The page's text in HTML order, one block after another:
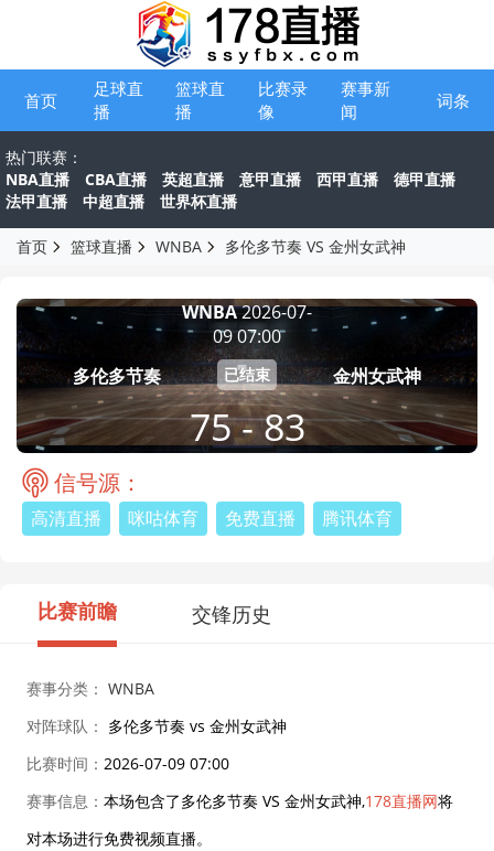
首页
足球直
播
篮球直
播
比赛录
像
赛事新
闻
词条
热门联赛：
NBA直播
CBA直播 英超直播 意甲直播 西甲直播
德甲直播
法甲直播
中超直播 世界杯直播
首页 篮球直播 WNBA 多伦多节奏 VS 金州女武神
多伦多节奏
WNBA2026-07-
09 07:00
已结束
75 - 83
金州女武神
信号源：
高清直播 咪咕体育 免费直播 腾讯体育
比赛前瞻 交锋历史
赛事分类： WNBA
对阵球队： 多伦多节奏 vs 金州女武神
比赛时间： 2026-07-09 07:00
赛事信息： 本场包含了多伦多节奏 VS 金州女武神,178直播网将
对本场进行免费视频直播。